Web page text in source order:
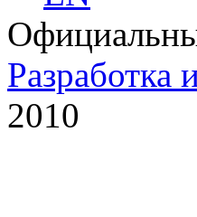
Разработка
2010